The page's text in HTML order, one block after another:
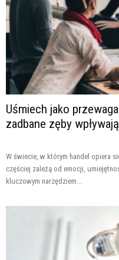
Uśmiech jako
zadbane zęby
W świecie, w którym handel opiera
częściej zależą od emocji,
kluczowym narzędziem...